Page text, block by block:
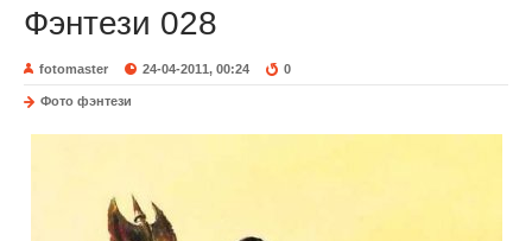
Фэнтези 028
fotomaster 24-04-2011, 00:24 0
Фото фэнтези